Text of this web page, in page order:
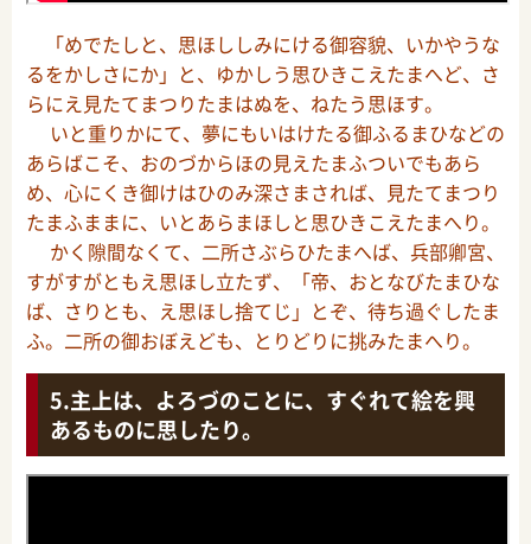
「めでたしと、思ほししみにける御容貌、いかやうな
るをかしさにか」と、ゆかしう思ひきこえたまへど、さ
らにえ見たてまつりたまはぬを、ねたう思ほす。
いと重りかにて、夢にもいはけたる御ふるまひなどの
あらばこそ、おのづからほの見えたまふついでもあら
め、心にくき御けはひのみ深さまされば、見たてまつり
たまふままに、いとあらまほしと思ひきこえたまへり。
かく隙間なくて、二所さぶらひたまへば、兵部卿宮、
すがすがともえ思ほし立たず、「帝、おとなびたまひな
ば、さりとも、え思ほし捨てじ」とぞ、待ち過ぐしたま
ふ。二所の御おぼえども、とりどりに挑みたまへり。
主上は、よろづのことに、すぐれて絵を興
あるものに思したり。